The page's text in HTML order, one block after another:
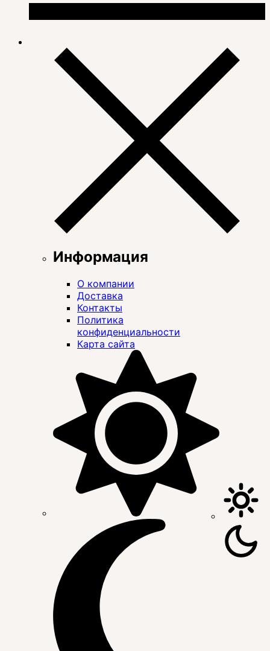
Информация
О компании
Доставка
Контакты
Политика
конфиденциальности
Карта сайта